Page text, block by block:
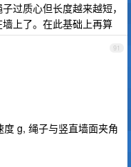
过质心但长度越来越短，
上了。在此基础上再算
91
g, 绳子与竖直墙面夹角